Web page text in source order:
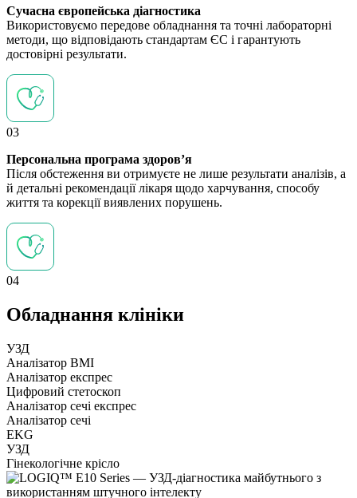
Сучасна європейська діагностика
Використовуємо передове обладнання та точні лабораторні
методи, що відповідають стандартам ЄС і гарантують
достовірні результати.
03
Персональна програма здоров’я
Після обстеження ви отримуєте не лише результати аналізів, а
й детальні рекомендації лікаря щодо харчування, способу
життя та корекції виявлених порушень.
04
Обладнання клініки
УЗД
Аналізатор BMI
Аналізатор експрес
Цифровий стетоскоп
Аналізатор сечі експрес
Аналізатор сечі
EKG
УЗД
Гінекологічне крісло